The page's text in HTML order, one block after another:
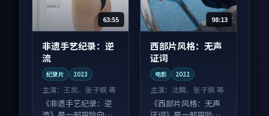
63:55
非遗手艺纪录：逆
流
纪录片 2023
主演： 王凯、张子枫 等
《非遗手艺纪录：逆
98:13
西部片风格：无声
证词
电影 2022
主演： 沈腾、张子枫 等
《西部片风格：无声